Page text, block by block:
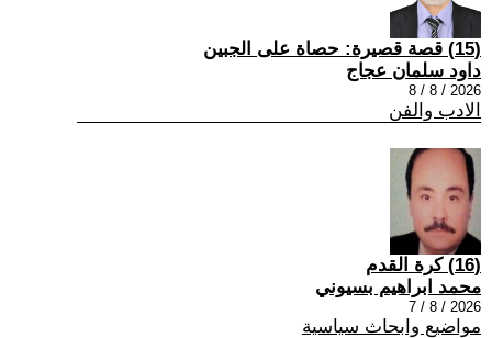
(15) قصة قصيرة: حصاة على الجبين
داود سلمان عجاج
2026 / 8 / 8
الادب والفن
(16) كرة القدم
محمد ابراهيم بسيوني
2026 / 8 / 7
مواضيع وابحاث سياسية